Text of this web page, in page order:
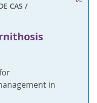
CAS /
in